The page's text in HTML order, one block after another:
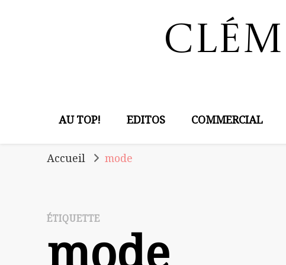
AU TOP! EDITOS COMMERCIAL
Accueil mode
ÉTIQUETTE